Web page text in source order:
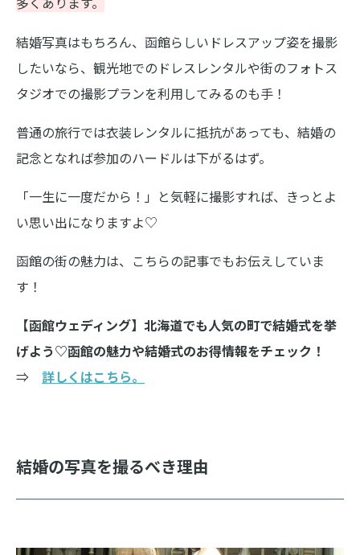
結婚写真はもちろん、函館らしいドレスアップ姿を撮影
したいなら、観光地でのドレスレンタルや街のフォトス
タジオでの撮影プランを利用してみるのも手！
普通の旅行では衣装レンタルに抵抗があっても、結婚の
記念となれば参加のハードルは下がるはず。
「一生に一度だから！」と気軽に撮影すれば、きっとよ
い思い出になりますよ♡
函館の街の魅力は、こちらの記事でもお伝えしていま
す！
【函館ウェディング】北海道でも人気の町で結婚式を挙
げよう♡函館の魅力や結婚式のお得情報をチェック！
⇒ 詳しくはこちら。
結婚の写真を撮るべき理由